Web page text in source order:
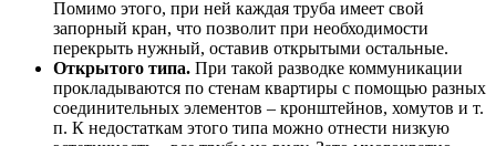
Помимо этого, при ней каждая труба имеет свой
запорный кран, что позволит при необходимости
перекрыть нужный, оставив открытыми остальные.
Открытого типа. При такой разводке коммуникации
прокладываются по стенам квартиры с помощью разных
соединительных элементов – кронштейнов, хомутов и т.
п. К недостаткам этого типа можно отнести низкую